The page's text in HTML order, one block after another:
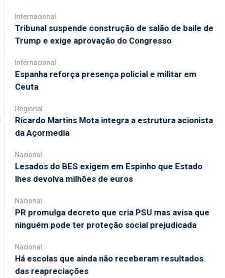
Internacional
Tribunal suspende construção de salão de baile de
Trump e exige aprovação do Congresso
Internacional
Espanha reforça presença policial e militar em
Ceuta
Regional
Ricardo Martins Mota integra a estrutura acionista
da Açormedia
Nacional
Lesados do BES exigem em Espinho que Estado
lhes devolva milhões de euros
Nacional
PR promulga decreto que cria PSU mas avisa que
ninguém pode ter proteção social prejudicada
Nacional
Há escolas que ainda não receberam resultados
das reapreciações